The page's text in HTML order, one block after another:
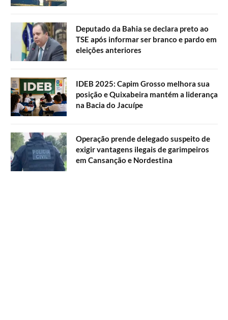
Deputado da Bahia se declara preto ao
TSE após informar ser branco e pardo em
eleições anteriores
IDEB 2025: Capim Grosso melhora sua
posição e Quixabeira mantém a liderança
na Bacia do Jacuípe
Operação prende delegado suspeito de
exigir vantagens ilegais de garimpeiros
em Cansanção e Nordestina